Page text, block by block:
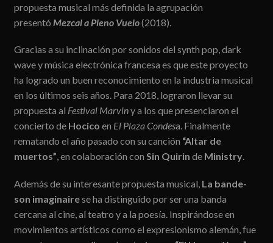
propuesta musical más definida la agrupación
presentó Mezcal a Pleno Vuelo(2018).
Gracias a su inclinación por sonidos del synth pop, dark
wave y música electrónica francesa es que este proyecto
ha logrado un buen reconocimiento en la industria musical
en los últimos seis años. Para 2018, lograron llevar su
propuesta al Festival Marviny a los que presenciaron el
concierto de Hocico en El Plaza Condesa. Finalmente
rematando el año pasado con su canción “Altar de
muertos”, en colaboración con Sin Quirin de Ministry.
Además de su interesante propuesta musical, La bande-
son imaginairese ha distinguido por ser una banda
cercana al cine, al teatro y a la poesía. Inspirándose en
movimientos artísticos como el expresionismo alemán, fue